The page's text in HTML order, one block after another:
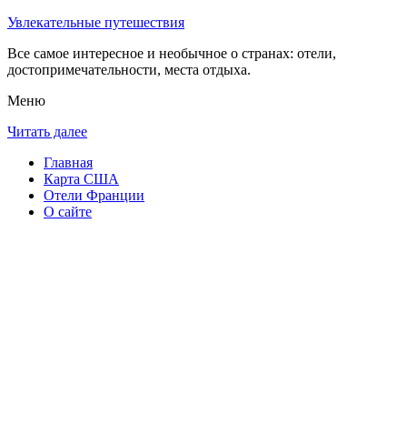
Увлекательные путешествия
Все самое интересное и необычное о странах: отели,
достопримечательности, места отдыха.
Меню
Читать далее
Главная
Карта США
Отели Франции
О сайте